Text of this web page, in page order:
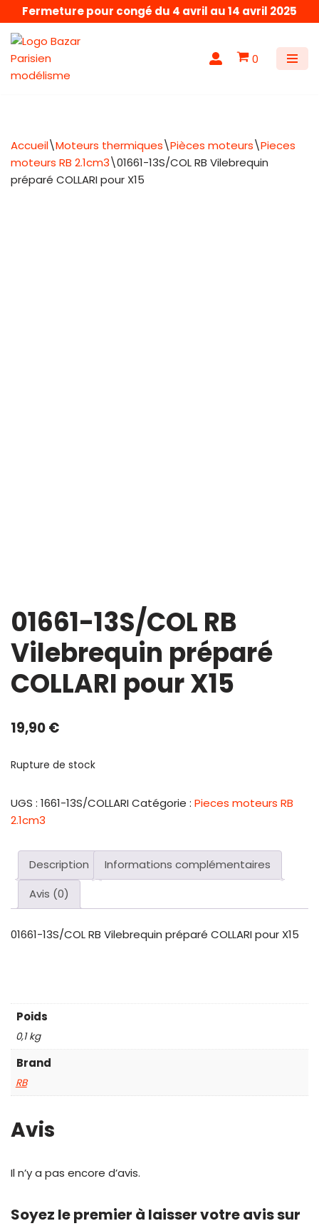
Aller
au
contenu
Fermeture pour congé du 4 avril au 14 avril 2025
0
Accueil\Moteurs thermiques\Pièces moteurs\Pieces
moteurs RB 2.1cm3\01661-13S/COL RB Vilebrequin
préparé COLLARI pour X15
01661-13S/COL RB
Vilebrequin préparé
COLLARI pour X15
19,90€
Rupture de stock
UGS : 1661-13S/COLLARICatégorie : Pieces moteurs RB
2.1cm3
Description
Informations complémentaires
Avis (0)
01661-13S/COL RB Vilebrequin préparé COLLARI pour X15
Poids
0,1 kg
Brand
RB
Avis
Il n’y a pas encore d’avis.
Soyez le premier à laisser votre avis sur